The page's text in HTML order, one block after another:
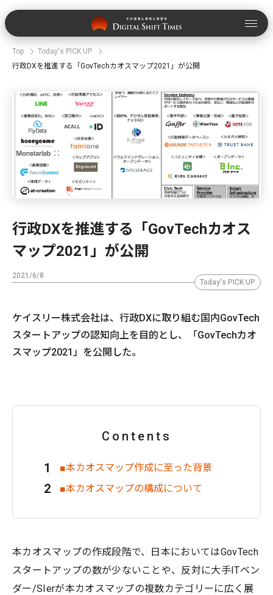
Top
Today's PICK UP
行政DXを推進する「GovTechカオスマップ2021」が公開
行政DXを推進する「GovTechカオス
マップ2021」が公開
2021/6/8
Today's PICK UP
ケイスリー株式会社は、行政DXに取り組む国内GovTech
スタートアップの認知向上を目的とし、「GovTechカオ
スマップ2021」を公開した。
Contents
■本カオスマップ作成に至った背景
■本カオスマップの構成について
本カオスマップの作成段階で、日本においてはGovTech
スタートアップの数が少ないことや、反対に大手ITベン
ダー/SIerが本カオスマップの複数カテゴリーに広く展